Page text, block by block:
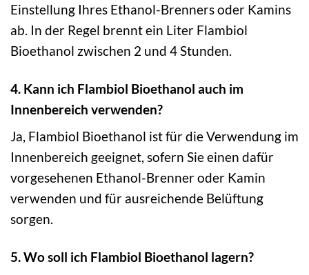
Einstellung Ihres Ethanol-Brenners oder Kamins
ab. In der Regel brennt ein Liter Flambiol
Bioethanol zwischen 2 und 4 Stunden.
4. Kann ich Flambiol Bioethanol auch im
Innenbereich verwenden?
Ja, Flambiol Bioethanol ist für die Verwendung im
Innenbereich geeignet, sofern Sie einen dafür
vorgesehenen Ethanol-Brenner oder Kamin
verwenden und für ausreichende Belüftung
sorgen.
5. Wo soll ich Flambiol Bioethanol lagern?